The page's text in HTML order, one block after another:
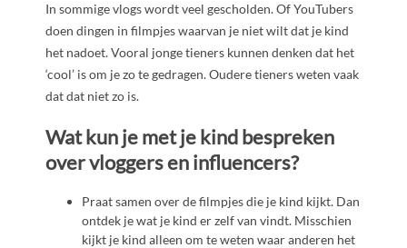
In sommige vlogs wordt veel gescholden. Of YouTubers
doen dingen in filmpjes waarvan je niet wilt dat je kind
het nadoet. Vooral jonge tieners kunnen denken dat het
‘cool’ is om je zo te gedragen. Oudere tieners weten vaak
dat dat niet zo is.
Wat kun je met je kind bespreken
over vloggers en influencers?
Praat samen over de filmpjes die je kind kijkt. Dan
ontdek je wat je kind er zelf van vindt. Misschien
kijkt je kind alleen om te weten waar anderen het